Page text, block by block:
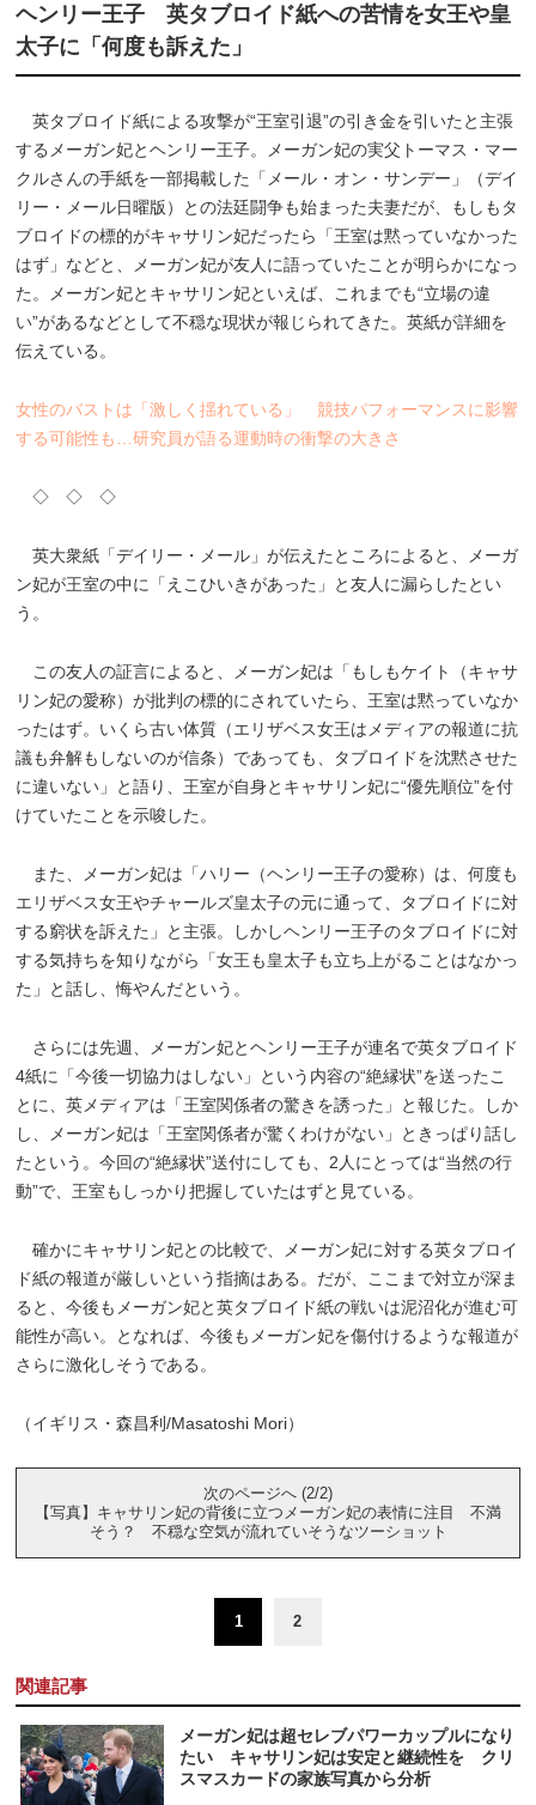
ヘンリー王子 英タブロイド紙への苦情を女王や皇
太子に「何度も訴えた」
英タブロイド紙による攻撃が“王室引退”の引き金を引いたと主張
するメーガン妃とヘンリー王子。メーガン妃の実父トーマス・マー
クルさんの手紙を一部掲載した「メール・オン・サンデー」（デイ
リー・メール日曜版）との法廷闘争も始まった夫妻だが、もしもタ
ブロイドの標的がキャサリン妃だったら「王室は黙っていなかった
はず」などと、メーガン妃が友人に語っていたことが明らかになっ
た。メーガン妃とキャサリン妃といえば、これまでも“立場の違
い”があるなどとして不穏な現状が報じられてきた。英紙が詳細を
伝えている。
女性のバストは「激しく揺れている」 競技パフォーマンスに影響
する可能性も…研究員が語る運動時の衝撃の大きさ
◇ ◇ ◇
英大衆紙「デイリー・メール」が伝えたところによると、メーガ
ン妃が王室の中に「えこひいきがあった」と友人に漏らしたとい
う。
この友人の証言によると、メーガン妃は「もしもケイト（キャサ
リン妃の愛称）が批判の標的にされていたら、王室は黙っていなか
ったはず。いくら古い体質（エリザベス女王はメディアの報道に抗
議も弁解もしないのが信条）であっても、タブロイドを沈黙させた
に違いない」と語り、王室が自身とキャサリン妃に“優先順位”を付
けていたことを示唆した。
また、メーガン妃は「ハリー（ヘンリー王子の愛称）は、何度も
エリザベス女王やチャールズ皇太子の元に通って、タブロイドに対
する窮状を訴えた」と主張。しかしヘンリー王子のタブロイドに対
する気持ちを知りながら「女王も皇太子も立ち上がることはなかっ
た」と話し、悔やんだという。
さらには先週、メーガン妃とヘンリー王子が連名で英タブロイド
4紙に「今後一切協力はしない」という内容の“絶縁状”を送ったこ
とに、英メディアは「王室関係者の驚きを誘った」と報じた。しか
し、メーガン妃は「王室関係者が驚くわけがない」ときっぱり話し
たという。今回の“絶縁状”送付にしても、2人にとっては“当然の行
動”で、王室もしっかり把握していたはずと見ている。
確かにキャサリン妃との比較で、メーガン妃に対する英タブロイ
ド紙の報道が厳しいという指摘はある。だが、ここまで対立が深ま
ると、今後もメーガン妃と英タブロイド紙の戦いは泥沼化が進む可
能性が高い。となれば、今後もメーガン妃を傷付けるような報道が
さらに激化しそうである。
（イギリス・森昌利/Masatoshi Mori）
次のページへ (2/2)
【写真】キャサリン妃の背後に立つメーガン妃の表情に注目 不満
そう？ 不穏な空気が流れていそうなツーショット
1 2
関連記事
メーガン妃は超セレブパワーカップルになり
たい キャサリン妃は安定と継続性を クリ
スマスカードの家族写真から分析